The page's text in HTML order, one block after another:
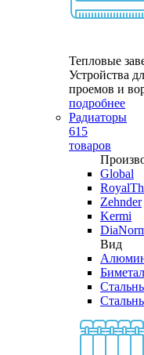
Тепловые
Устройства
проемов и
подробнее
Радиаторы
615
товаров
Global
Zehnder
Kermi
Вид